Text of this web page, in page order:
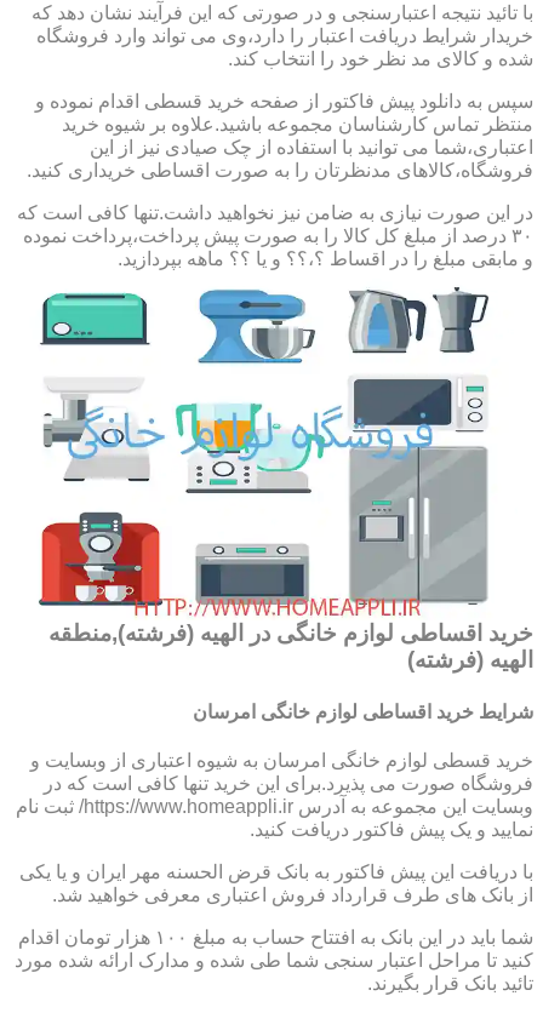
با تائید نتیجه اعتبارسنجی و در صورتی که این فرآیند نشان دهد که
خریدار شرایط دریافت اعتبار را دارد،وی می تواند وارد فروشگاه
شده و کالای مد نظر خود را انتخاب کند.
سپس به دانلود پیش فاکتور از صفحه خرید قسطی اقدام نموده و
منتظر تماس کارشناسان مجموعه باشید.علاوه بر شیوه خرید
اعتباری،شما می توانید با استفاده از چک صیادی نیز از این
فروشگاه،کالاهای مدنظرتان را به صورت اقساطی خریداری کنید.
در این صورت نیازی به ضامن نیز نخواهید داشت.تنها کافی است که
۳۰ درصد از مبلغ کل کالا را به صورت پیش پرداخت،پرداخت نموده
و مابقی مبلغ را در اقساط ؟،؟؟ و یا ؟؟ ماهه بپردازید.
خرید اقساطی لوازم خانگی در الهیه (فرشته),منطقه
الهیه (فرشته)
شرایط خرید اقساطی لوازم خانگی امرسان
خرید قسطی لوازم خانگی امرسان به شیوه اعتباری از وبسایت و
فروشگاه صورت می پذیرد.برای این خرید تنها کافی است که در
وبسایت این مجموعه به آدرس https://www.homeappli.ir/ ثبت نام
نمایید و یک پیش فاکتور دریافت کنید.
با دریافت این پیش فاکتور به بانک قرض الحسنه مهر ایران و یا یکی
از بانک های طرف قرارداد فروش اعتباری معرفی خواهید شد.
شما باید در این بانک به افتتاح حساب به مبلغ ۱۰۰ هزار تومان اقدام
کنید تا مراحل اعتبار سنجی شما طی شده و مدارک ارائه شده مورد
تائید بانک قرار بگیرند.